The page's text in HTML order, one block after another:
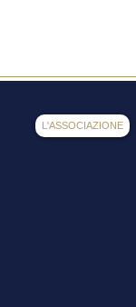
L'ASSOCIAZIONE